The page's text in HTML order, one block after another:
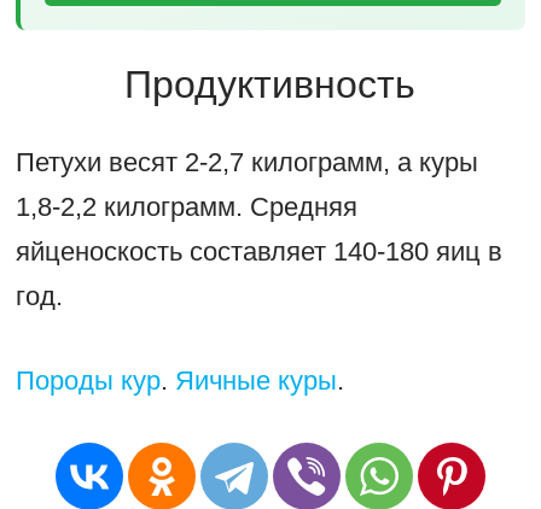
Продуктивность
Петухи весят 2-2,7 килограмм, а куры
1,8-2,2 килограмм. Средняя
яйценоскость составляет 140-180 яиц в
год.
Породы кур. Яичные куры.